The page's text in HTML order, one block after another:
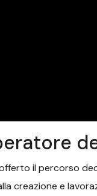
il percorso
creazione e